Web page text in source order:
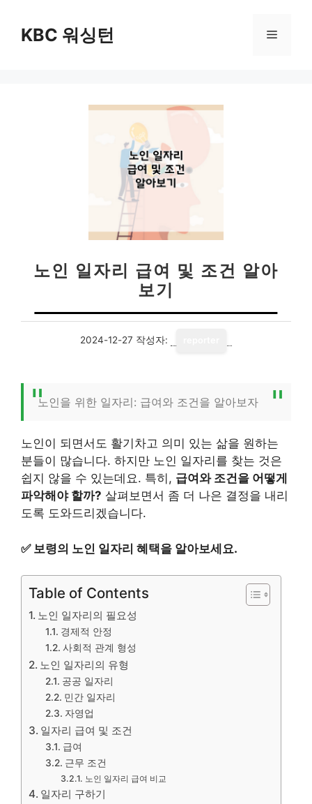
KBC 워싱턴 메
노인 일자리 급여 및 조건 알아
보기
2024-12-27 작성자:
노인을 위한 일자리: 급여와 조건을 알아보자
노인이 되면서도 활기차고 의미 있는 삶을 원하는
분들이 많습니다. 하지만 노인 일자리를 찾는 것은
쉽지 않을 수 있는데요. 특히, 급여와 조건을 어떻게
파악해야 할까? 살펴보면서 좀 더 나은 결정을 내리
도록 도와드리겠습니다.
✅ 보령의 노인 일자리 혜택을 알아보세요.
Table of Contents
노인 일자리의 필요성
경제적 안정
사회적 관계 형성
노인 일자리의 유형
공공 일자리
민간 일자리
자영업
일자리 급여 및 조건
급여
근무 조건
노인 일자리 급여 비교
일자리 구하기